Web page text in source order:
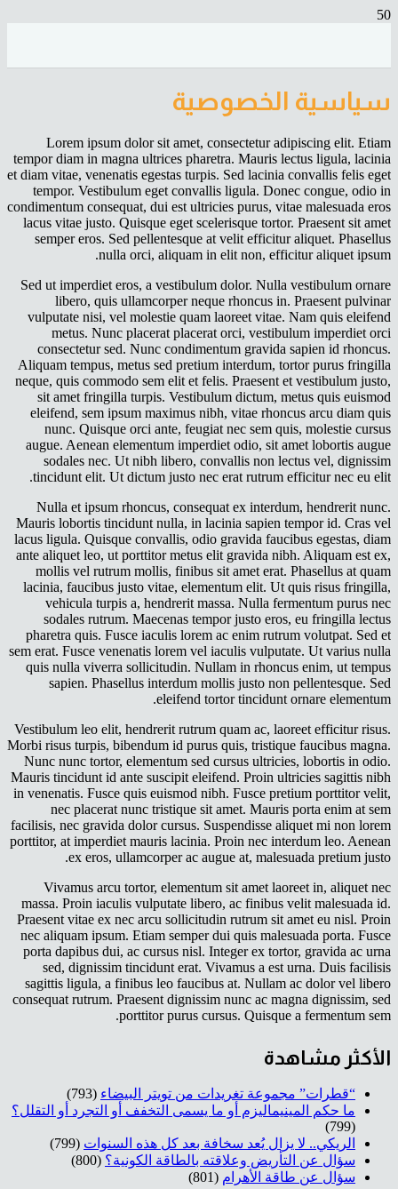
سياسية الخصوصية
Lorem ipsum dolor sit amet, consectetur adipiscing elit. Etiam
tempor diam in magna ultrices pharetra. Mauris lectus ligula, lacinia
et diam vitae, venenatis egestas turpis. Sed lacinia convallis felis eget
tempor. Vestibulum eget convallis ligula. Donec congue, odio in
condimentum consequat, dui est ultricies purus, vitae malesuada eros
lacus vitae justo. Quisque eget scelerisque tortor. Praesent sit amet
semper eros. Sed pellentesque at velit efficitur aliquet. Phasellus
nulla orci, aliquam in elit non, efficitur aliquet ipsum.
Sed ut imperdiet eros, a vestibulum dolor. Nulla vestibulum ornare
libero, quis ullamcorper neque rhoncus in. Praesent pulvinar
vulputate nisi, vel molestie quam laoreet vitae. Nam quis eleifend
metus. Nunc placerat placerat orci, vestibulum imperdiet orci
consectetur sed. Nunc condimentum gravida sapien id rhoncus.
Aliquam tempus, metus sed pretium interdum, tortor purus fringilla
neque, quis commodo sem elit et felis. Praesent et vestibulum justo,
sit amet fringilla turpis. Vestibulum dictum, metus quis euismod
eleifend, sem ipsum maximus nibh, vitae rhoncus arcu diam quis
nunc. Quisque orci ante, feugiat nec sem quis, molestie cursus
augue. Aenean elementum imperdiet odio, sit amet lobortis augue
sodales nec. Ut nibh libero, convallis non lectus vel, dignissim
tincidunt elit. Ut dictum justo nec erat rutrum efficitur nec eu elit.
Nulla et ipsum rhoncus, consequat ex interdum, hendrerit nunc.
Mauris lobortis tincidunt nulla, in lacinia sapien tempor id. Cras vel
lacus ligula. Quisque convallis, odio gravida faucibus egestas, diam
ante aliquet leo, ut porttitor metus elit gravida nibh. Aliquam est ex,
mollis vel rutrum mollis, finibus sit amet erat. Phasellus at quam
lacinia, faucibus justo vitae, elementum elit. Ut quis risus fringilla,
vehicula turpis a, hendrerit massa. Nulla fermentum purus nec
sodales rutrum. Maecenas tempor justo eros, eu fringilla lectus
pharetra quis. Fusce iaculis lorem ac enim rutrum volutpat. Sed et
sem erat. Fusce venenatis lorem vel iaculis vulputate. Ut varius nulla
quis nulla viverra sollicitudin. Nullam in rhoncus enim, ut tempus
sapien. Phasellus interdum mollis justo non pellentesque. Sed
eleifend tortor tincidunt ornare elementum.
Vestibulum leo elit, hendrerit rutrum quam ac, laoreet efficitur risus.
Morbi risus turpis, bibendum id purus quis, tristique faucibus magna.
Nunc nunc tortor, elementum sed cursus ultricies, lobortis in odio.
Mauris tincidunt id ante suscipit eleifend. Proin ultricies sagittis nibh
in venenatis. Fusce quis euismod nibh. Fusce pretium porttitor velit,
nec placerat nunc tristique sit amet. Mauris porta enim at sem
facilisis, nec gravida dolor cursus. Suspendisse aliquet mi non lorem
porttitor, at imperdiet mauris lacinia. Proin nec interdum leo. Aenean
ex eros, ullamcorper ac augue at, malesuada pretium justo.
Vivamus arcu tortor, elementum sit amet laoreet in, aliquet nec
massa. Proin iaculis vulputate libero, ac finibus velit malesuada id.
Praesent vitae ex nec arcu sollicitudin rutrum sit amet eu nisl. Proin
nec aliquam ipsum. Etiam semper dui quis malesuada porta. Fusce
porta dapibus dui, ac cursus nisl. Integer ex tortor, gravida ac urna
sed, dignissim tincidunt erat. Vivamus a est urna. Duis facilisis
sagittis ligula, a finibus leo faucibus at. Nullam ac dolor vel libero
consequat rutrum. Praesent dignissim nunc ac magna dignissim, sed
porttitor purus cursus. Quisque a fermentum sem.
الأكثر مشاهدة
“قطرات” مجموعة تغريدات من تويتر البيضاء (793)
ما حكم المينيماليزم أو ما يسمى التخفف أو التجرد أو التقلل؟
(799)
الريكي.. لا يزال يُعد سخافة بعد كل هذه السنوات (799)
سؤال عن التأريض وعلاقته بالطاقة الكونية؟ (800)
سؤال عن طاقة الأهرام (801)